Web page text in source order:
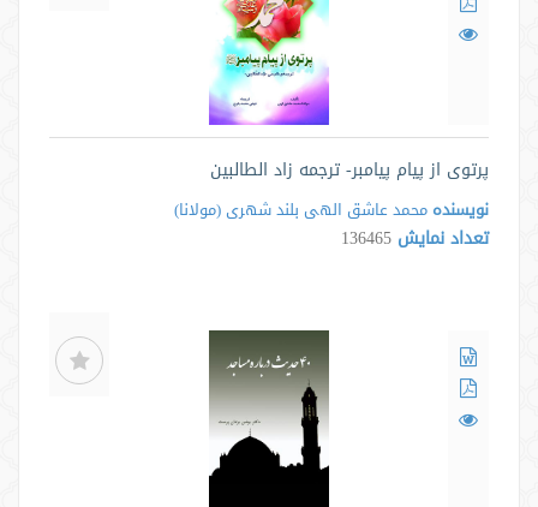
پرتوی از پیام پیامبر- ترجمه زاد الطالبین
نویسنده محمد عاشق الهى بلند شهرى ‌(مولانا)
تعداد نمایش 136465